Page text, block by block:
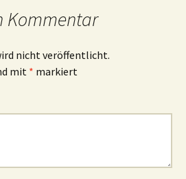
Kommentar
nicht veröffentlicht.
mit * markiert